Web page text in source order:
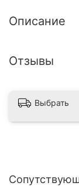
Описание
Отзывы
Выбрать